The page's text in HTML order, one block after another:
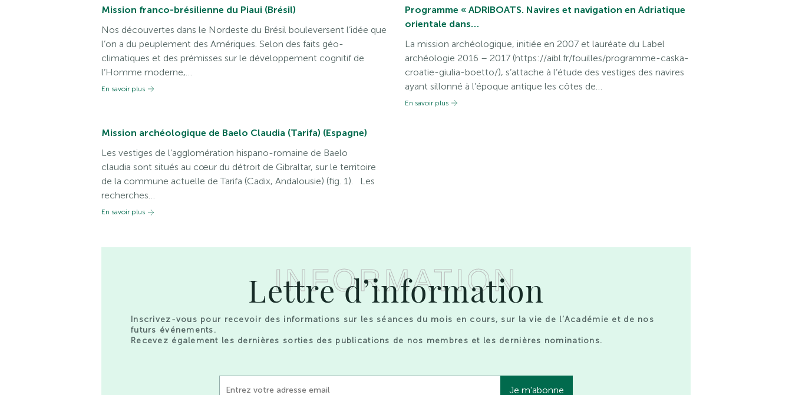
Mission franco-brésilienne du Piaui (Brésil)
Nos découvertes dans le Nordeste du Brésil bouleversent l’idée que
l’on a du peuplement des Amériques. Selon des faits géo-
climatiques et des prémisses sur le développement cognitif de
l’Homme moderne,…
En savoir plus
Programme « ADRIBOATS. Navires et navigation en Adriatique
orientale dans…
La mission archéologique, initiée en 2007 et lauréate du Label
archéologie 2016 – 2017 (https://aibl.fr/fouilles/programme-caska-
croatie-giulia-boetto/), s’attache à l’étude des vestiges des navires
ayant sillonné à l’époque antique les côtes de…
En savoir plus
Mission archéologique de Baelo Claudia (Tarifa) (Espagne)
Les vestiges de l’agglomération hispano-romaine de Baelo
claudia sont situés au cœur du détroit de Gibraltar, sur le territoire
de la commune actuelle de Tarifa (Cadix, Andalousie) (fig. 1). Les
recherches…
En savoir plus
INFORMATION
Lettre d’information
Inscrivez-vous pour recevoir des informations sur les séances du mois en cours, sur la vie de l’Académie et de nos
futurs événements.
Recevez également les dernières sorties des publications de nos membres et les dernières nominations.